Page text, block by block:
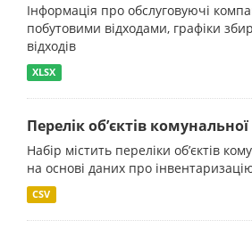
Інформація про обслуговуючі
побутовими відходами, графіки
відходів
XLSX
Перелік об’єктів комунальної
Набір містить переліки об’єктів
на основі даних про
CSV